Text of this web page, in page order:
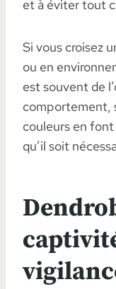
et à éviter tout
Si vous croisez
ou en
est souvent de
comportement,
couleurs en
qu’il soit